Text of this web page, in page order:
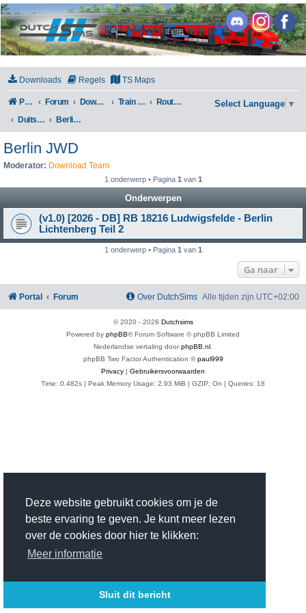
Deze website gebruikt cookies om je de
beste ervaring te geven. Je kunt meer lezen
over de cookies door hier te klikken:
Meer informatie
Sluit dit bericht
DutchSims
Downloads Regels TS Maps
Portal Forum Downloads Train Simulator Classic
Routes en Scenarios
Duitsland
Berlin JWD
Select Language ▼
Berlin JWD
Moderator: Download Team
1 onderwerp • Pagina 1 van 1
Onderwerpen
(v1.0) [2026 - DB] RB 18216 Ludwigsfelde - Berlin
Lichtenberg Teil 2
1 onderwerp • Pagina 1 van 1
Ga naar
Portal Forum Alle tijden zijn UTC+02:00
Over DutchSims
© 2020 - 2026 Dutchsims
Powered by phpBB® Forum Software © phpBB Limited
Nederlandse vertaling doorphpBB.nl
phpBB Two Factor Authentication ©paul999
Privacy | Gebruikersvoorwaarden
Time: 0.482s | Peak Memory Usage: 2.93 MiB | GZIP: On | Queries: 18